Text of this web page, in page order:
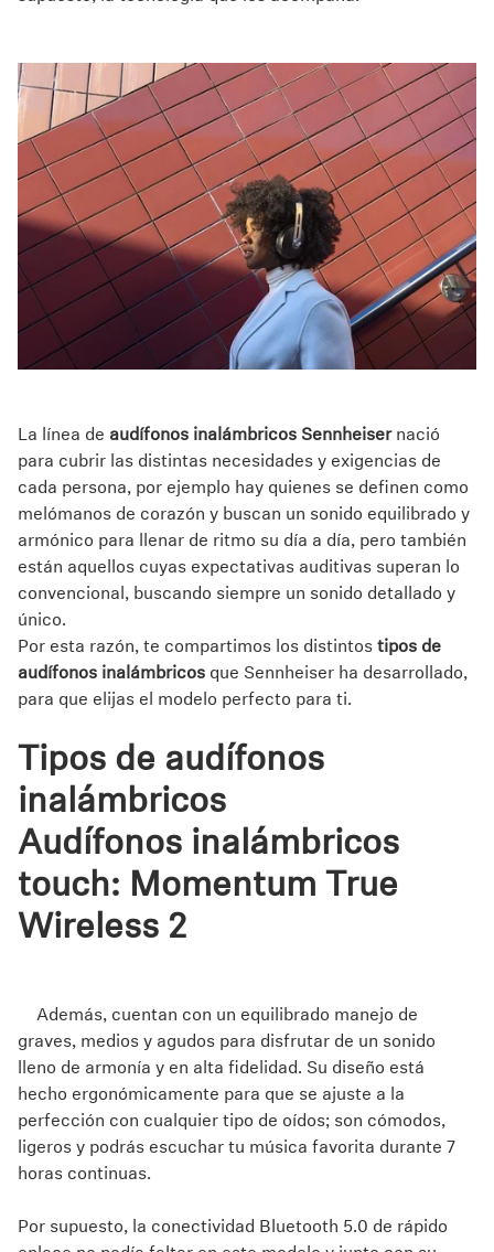
About Us
Innovations
Sound Space
Support
Get Help
Professional
La línea de audífonos inalámbricos Sennheisernació
para cubrir las distintas necesidades y exigencias de
cada persona, por ejemplo hay quienes se definen como
melómanos de corazón y buscan un sonido equilibrado y
armónico para llenar de ritmo su día a día, pero también
están aquellos cuyas expectativas auditivas superan lo
convencional, buscando siempre un sonido detallado y
único.
Por esta razón, te compartimos los distintos tipos de
audífonos inalámbricos que Sennheiser ha desarrollado,
para que elijas el modelo perfecto para ti.
Tipos de audífonos
inalámbricos
Audífonos inalámbricos
touch: Momentum True
Wireless 2
Además, cuentan con un equilibrado manejo de
graves, medios y agudos para disfrutar de un sonido
lleno de armonía y en alta fidelidad. Su diseño está
hecho ergonómicamente para que se ajuste a la
perfección con cualquier tipo de oídos; son cómodos,
ligeros y podrás escuchar tu música favorita durante 7
horas continuas.
Por supuesto, la conectividad Bluetooth 5.0 de rápido